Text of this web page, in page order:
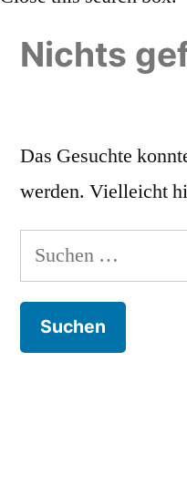
Nichts
Das Gesuchte
werden. Vielleicht
Suchen
nach: